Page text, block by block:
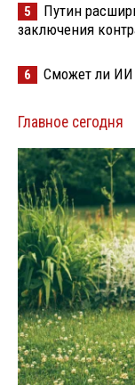
5
Путин
заключения
6 Сможет ли ИИ
Главное сегодня